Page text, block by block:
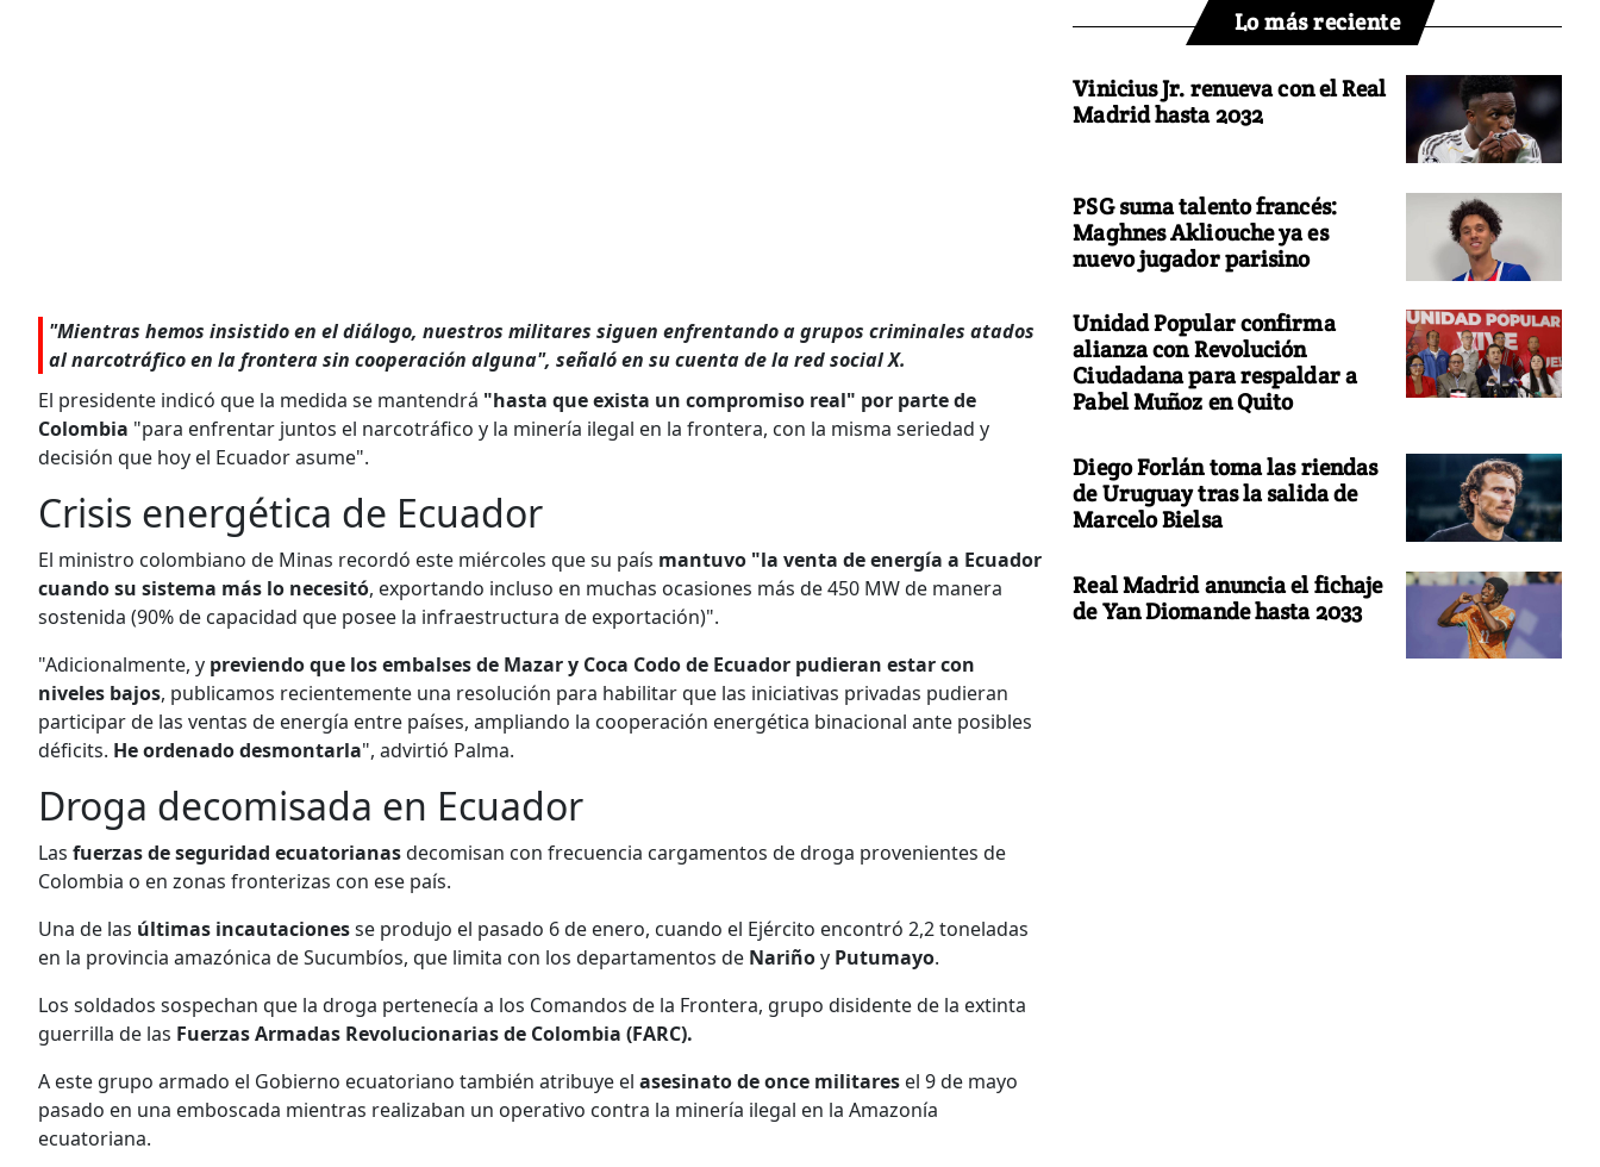
"Mientras hemos insistido en el diálogo, nuestros militares siguen enfrentando a grupos criminales atados
al narcotráfico en la frontera sin cooperación alguna", señaló en su cuenta de la red social X.
El presidente indicó que la medida se mantendrá "hasta que exista un compromiso real" por parte de
Colombia "para enfrentar juntos el narcotráfico y la minería ilegal en la frontera, con la misma seriedad y
decisión que hoy el Ecuador asume".
Crisis energética de Ecuador
El ministro colombiano de Minas recordó este miércoles que su país mantuvo "la venta de energía a Ecuador
cuando su sistema más lo necesitó, exportando incluso en muchas ocasiones más de 450 MW de manera
sostenida (90% de capacidad que posee la infraestructura de exportación)".
"Adicionalmente, y previendo que los embalses de Mazar y Coca Codo de Ecuador pudieran estar con
niveles bajos, publicamos recientemente una resolución para habilitar que las iniciativas privadas pudieran
participar de las ventas de energía entre países, ampliando la cooperación energética binacional ante posibles
déficits. He ordenado desmontarla", advirtió Palma.
Droga decomisada en Ecuador
Las fuerzas de seguridad ecuatorianasdecomisan con frecuencia cargamentos de droga provenientes de
Colombia o en zonas fronterizas con ese país.
Una de las últimas incautacionesse produjo el pasado 6 de enero, cuando el Ejército encontró 2,2 toneladas
en la provincia amazónica de Sucumbíos, que limita con los departamentos de Nariñoy Putumayo.
Los soldados sospechan que la droga pertenecía a los Comandos de la Frontera, grupo disidente de la extinta
guerrilla de las Fuerzas Armadas Revolucionarias de Colombia (FARC).
A este grupo armado el Gobierno ecuatoriano también atribuye el asesinato de once militares el 9 de mayo
pasado en una emboscada mientras realizaban un operativo contra la minería ilegal en la Amazonía
ecuatoriana.
Lo más reciente
Vinicius Jr. renueva con el Real
Madrid hasta 2032
PSG suma talento francés:
Maghnes Akliouche ya es
nuevo jugador parisino
Unidad Popular confirma
alianza con Revolución
Ciudadana para respaldar a
Pabel Muñoz en Quito
Diego Forlán toma las riendas
de Uruguay tras la salida de
Marcelo Bielsa
Real Madrid anuncia el fichaje
de Yan Diomande hasta 2033